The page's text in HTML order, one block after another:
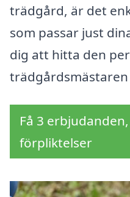
trädgård, är det
som passar just
dig att hitta den
Få 3
förpliktelser